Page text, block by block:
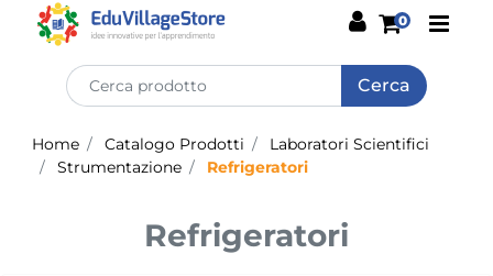
0
Home Catalogo Prodotti
Laboratori Scientifici
Strumentazione
Refrigeratori
Refrigeratori